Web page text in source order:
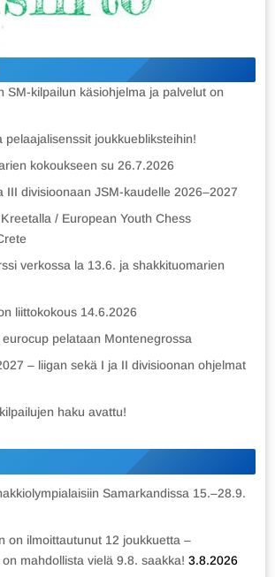
SM-kilpailun käsiohjelma ja palvelut on
pelaajalisenssit joukkuebliksteihin!
kokoukseen su 26.7.2026
III divisioonaan JSM-kaudelle 2026–2027
/ European Youth Chess
verkossa la 13.6. ja shakkituomarien
liittokokous 14.6.2026
pelataan Montenegrossa
– liigan sekä I ja II divisioonan ohjelmat
haku avattu!
Samarkandissa 15.–28.9.
on ilmoittautunut 12 joukkuetta –
mahdollista vielä 9.8. saakka! 3.8.2026